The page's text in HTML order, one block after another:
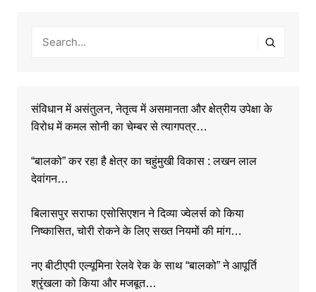
संविधान में असंतुलन, नेतृत्व में असमानता और क्षेत्रीय उपेक्षा के
विरोध में कमल सोनी का चेम्बर से त्यागपत्र…
“बालको” कर रहा है क्षेत्र का चहुंमुखी विकास : लखन लाल
देवांगन…
बिलासपुर सराफा एसोसिएशन ने दिव्या ज्वेलर्स को किया
निष्कासित, चोरी रोकने के लिए सख्त नियमों की मांग…
नए बीटीएपी एल्यूमिना रेलवे रेक के साथ “बालको” ने आपूर्ति
श्रृंखला को किया और मजबूत…